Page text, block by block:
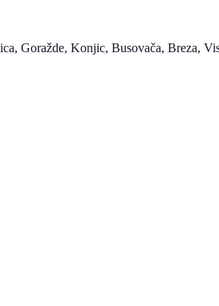
Goražde, Konjic, Busovača, Breza,